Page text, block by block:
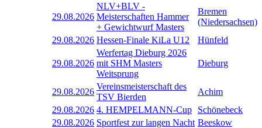
29.08.2026
NLV+BLV -
Meisterschaften Hammer
+ Gewichtwurf Masters
Bremen
(Niedersachsen)
29.08.2026 Hessen-Finale KiLa U12 Hünfeld
29.08.2026
Werfertag Dieburg 2026
mit SHM Masters
Weitsprung
Dieburg
29.08.2026
Vereinsmeisterschaft des
TSV Bierden
Achim
29.08.2026 4. HEMPELMANN-Cup
Schönebeck
29.08.2026 Sportfest zur langen Nacht Beeskow